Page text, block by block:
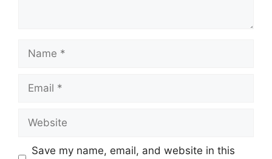
Save my name, email, and website in this